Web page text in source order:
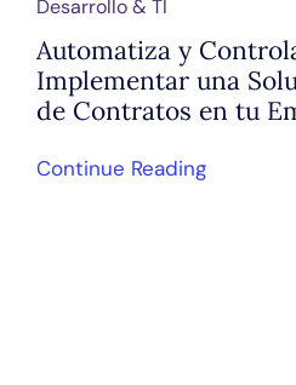
Desarrollo & TI
Automatiza y
Implementar una
de Contratos en tu
Continue Reading